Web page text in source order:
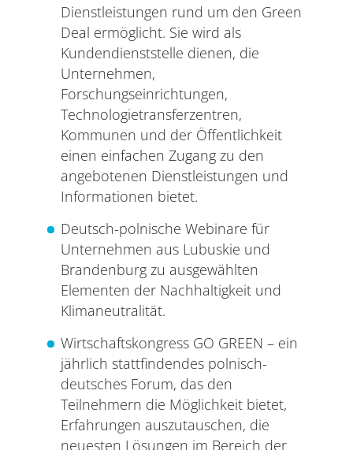
Dienstleistungen rund um den Green
Deal ermöglicht. Sie wird als
Kundendienststelle dienen, die
Unternehmen,
Forschungseinrichtungen,
Technologietransferzentren,
Kommunen und der Öffentlichkeit
einen einfachen Zugang zu den
angebotenen Dienstleistungen und
Informationen bietet.
Deutsch-polnische Webinare für
Unternehmen aus Lubuskie und
Brandenburg zu ausgewählten
Elementen der Nachhaltigkeit und
Klimaneutralität.
Wirtschaftskongress GO GREEN – ein
jährlich stattfindendes polnisch-
deutsches Forum, das den
Teilnehmern die Möglichkeit bietet,
Erfahrungen auszutauschen, die
neuesten Lösungen im Bereich der